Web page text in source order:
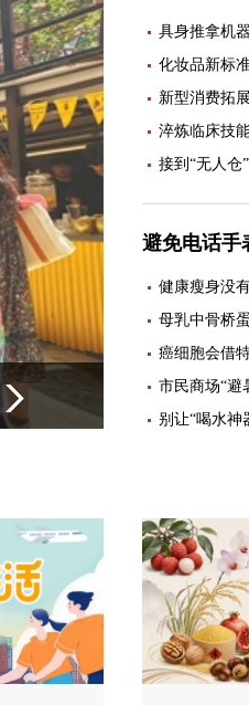
具身推拿机
化妆品新标
新型消费拓
淬炼临床技
接到“无人仓
避免电话手
健康瘦身没
母乳中骨桥
癌细胞会借
市民商场“避
别让“喝水神